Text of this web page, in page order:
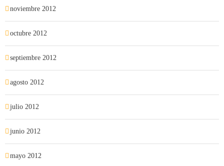
noviembre 2012
octubre 2012
septiembre 2012
agosto 2012
julio 2012
junio 2012
mayo 2012